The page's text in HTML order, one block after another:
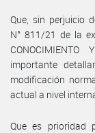
Que, sin perjuicio
N° 811/21 de la ex
CONOCIMIENTO
importante
modificación
actual a nivel
Que es prioridad